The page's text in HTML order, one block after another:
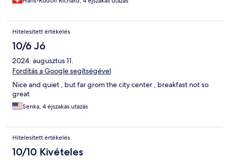
Hitelesített értékelés
10/6 Jó
2024. augusztus 11.
Fordítás a Google segítségével
Nice and quiet , but far grom the city center , breakfast not so
great
Senka, 4 éjszakás utazás
Hitelesített értékelés
10/10 Kivételes